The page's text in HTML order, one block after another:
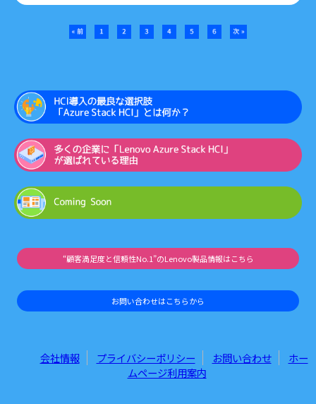
“顧客満足度と信頼性No.1”のLenovo製品情報はこちら
お問い合わせはこちらから
会社情報 プライバシーポリシー お問い合わせ
ホー
ムページ利用案内